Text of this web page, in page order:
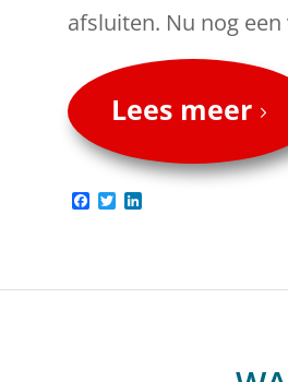
afsluiten. Nu nog
Lees meer
Facebook
Twitter